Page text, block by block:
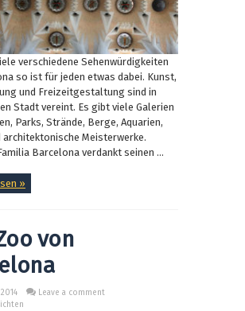
verschiedene Sehenwürdigkeiten
so ist für jeden etwas dabei. Kunst,
und Freizeitgestaltung sind in
Stadt vereint. Es gibt viele Galerien
Parks, Strände, Berge, Aquarien,
architektonische Meisterwerke.
Barcelona verdankt seinen ...
»
von
Leave a comment